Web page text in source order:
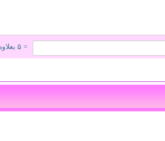
= ۵ بعلاوه ۲